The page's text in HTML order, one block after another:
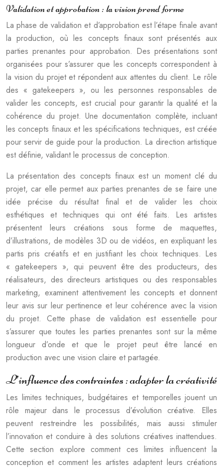
Validation et approbation : la vision prend forme
La phase de validation et d’approbation est l’étape finale avant
la production, où les concepts finaux sont présentés aux
parties prenantes pour approbation. Des présentations sont
organisées pour s’assurer que les concepts correspondent à
la vision du projet et répondent aux attentes du client. Le rôle
des « gatekeepers », ou les personnes responsables de
valider les concepts, est crucial pour garantir la qualité et la
cohérence du projet. Une documentation complète, incluant
les concepts finaux et les spécifications techniques, est créée
pour servir de guide pour la production. La direction artistique
est définie, validant le processus de conception.
La présentation des concepts finaux est un moment clé du
projet, car elle permet aux parties prenantes de se faire une
idée précise du résultat final et de valider les choix
esthétiques et techniques qui ont été faits. Les artistes
présentent leurs créations sous forme de maquettes,
d’illustrations, de modèles 3D ou de vidéos, en expliquant les
partis pris créatifs et en justifiant les choix techniques. Les
« gatekeepers », qui peuvent être des producteurs, des
réalisateurs, des directeurs artistiques ou des responsables
marketing, examinent attentivement les concepts et donnent
leur avis sur leur pertinence et leur cohérence avec la vision
du projet. Cette phase de validation est essentielle pour
s’assurer que toutes les parties prenantes sont sur la même
longueur d’onde et que le projet peut être lancé en
production avec une vision claire et partagée.
L’influence des contraintes : adapter la créativité
Les limites techniques, budgétaires et temporelles jouent un
rôle majeur dans le processus d’évolution créative. Elles
peuvent restreindre les possibilités, mais aussi stimuler
l’innovation et conduire à des solutions créatives inattendues.
Cette section explore comment ces limites influencent la
conception et comment les artistes adaptent leurs créations